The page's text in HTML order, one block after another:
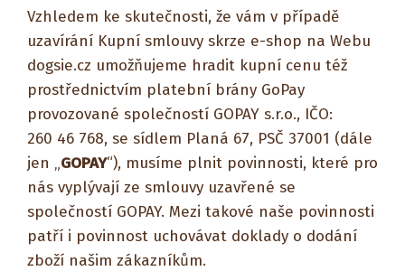
Vzhledem ke skutečnosti, že vám v případě
uzavírání Kupní smlouvy skrze e-shop na Webu
dogsie.cz umožňujeme hradit kupní cenu též
prostřednictvím platební brány GoPay
provozované společností GOPAY s.r.o., IČO:
260 46 768, se sídlem Planá 67, PSČ 37001 (dále
jen „GOPAY“), musíme plnit povinnosti, které pro
nás vyplývají ze smlouvy uzavřené se
společností GOPAY. Mezi takové naše povinnosti
patří i povinnost uchovávat doklady o dodání
zboží našim zákazníkům.